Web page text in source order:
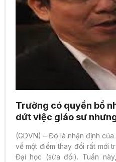
Trường có quyền bổ
dứt việc giáo sư
(GDVN) – Đó là nhận định
về một điểm thay đổi rất mới
Đại học (sửa đổi). Tuần